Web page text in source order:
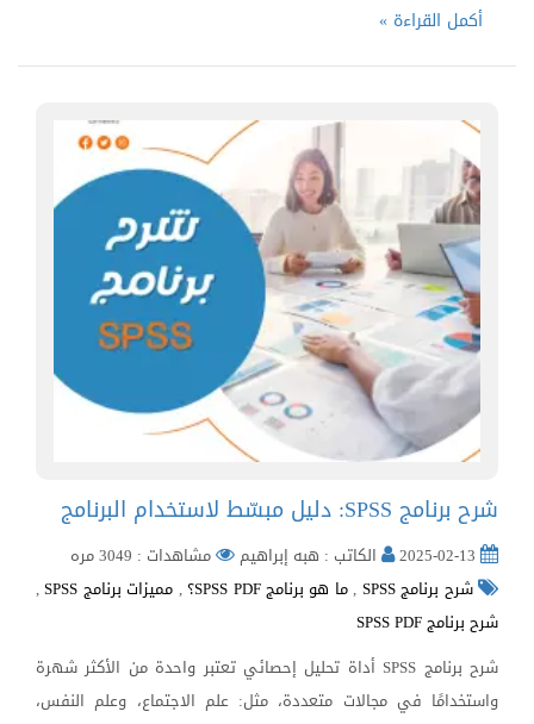
أكمل القراءة »
شرح برنامج SPSS: دليل مبسّط لاستخدام البرنامج
الكاتب : هبه إبراهيم
مشاهدات : 3049 مره
شرح برنامج SPSS
,ما هو برنامج SPSS PDF؟ , مميزات برنامج SPSS
,
شرح برنامج SPSS PDF
شرح برنامج SPSS أداة تحليل إحصائي تعتبر واحدة من الأكثر شهرة
واستخدامًا في مجالات متعددة، مثل: علم الاجتماع، وعلم النفس،